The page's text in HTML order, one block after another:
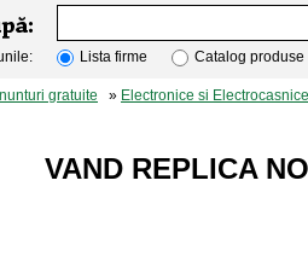
Lista firme Catalog produse
gratuite » Electronice si Electrocasnice
VAND REPLICA